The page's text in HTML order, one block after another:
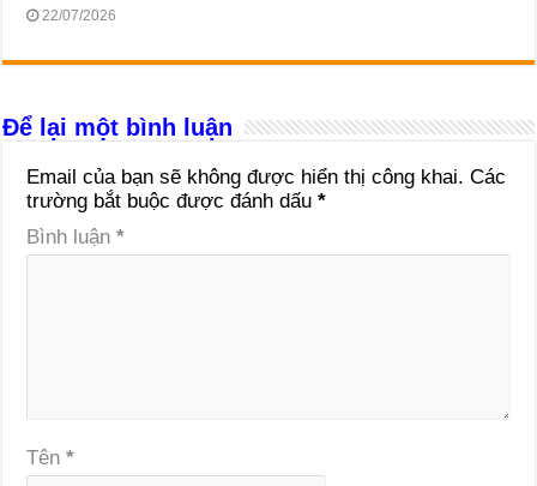
22/07/2026
Để lại một bình luận
Email của bạn sẽ không được hiển thị công khai. Các
trường bắt buộc được đánh dấu*
Bình luận*
Tên*